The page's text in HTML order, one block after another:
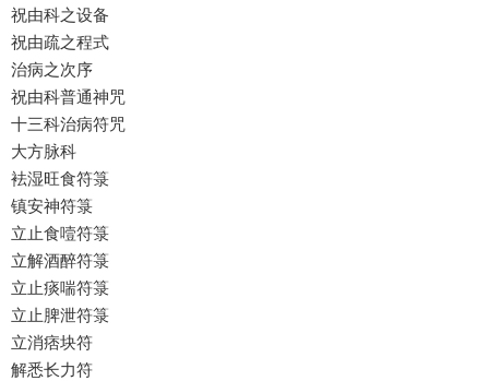
祝由科之设备
祝由疏之程式
治病之次序
祝由科普通神咒
十三科治病符咒
大方脉科
袪湿旺食符箓
镇安神符箓
立止食噎符箓
立解酒醉符箓
立止痰喘符箓
立止脾泄符箓
立消痞块符
解悉长力符